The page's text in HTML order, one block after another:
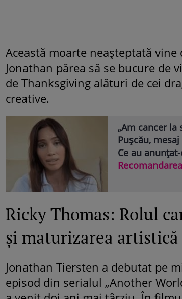
Această moarte neașteptată
Jonathan părea să se bucure de
de Thanksgiving alături de cei
creative.
„Am cancer la
Pușcău,
Ce au
Ricky Thomas: Rolul
și maturizarea artistică
Jonathan Tiersten a debutat pe
episod din serialul „Another